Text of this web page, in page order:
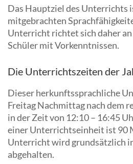
Das Hauptziel des Unterrichts
mitgebrachten
Unterricht richtet sich daher
Schüler mit Vorkenntnissen.
Die Unterrichtszeiten der
Dieser herkunftssprachliche
Freitag Nachmittag nach dem
in der Zeit von 12:10 – 16:45
einer Unterrichtseinheit ist 90
Unterricht wird grundsätzlich
abgehalten.